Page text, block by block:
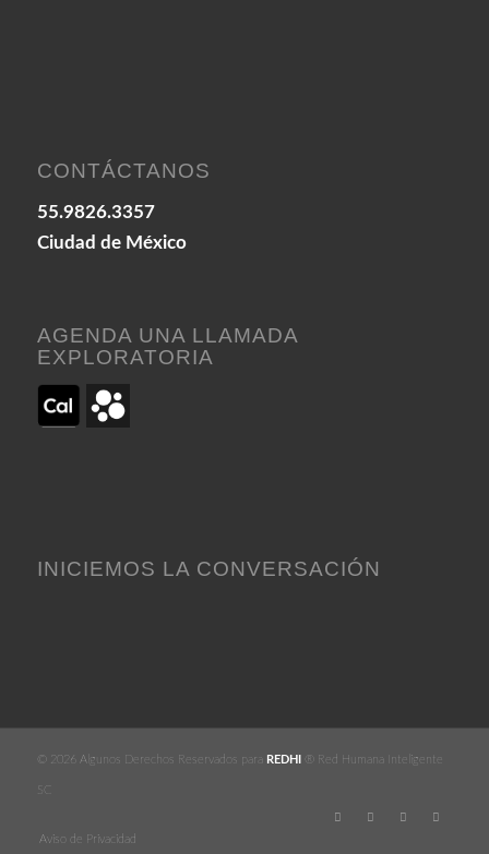
CONTÁCTANOS
55.9826.3357
Ciudad de México
AGENDA UNA LLAMADA
EXPLORATORIA
INICIEMOS LA CONVERSACIÓN
© 2026 Algunos Derechos Reservados para REDHI ® Red Humana Inteligente
Aviso de Privacidad